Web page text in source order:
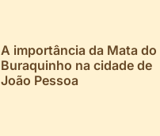
A importância da Mata do
Buraquinho na cidade de
João Pessoa